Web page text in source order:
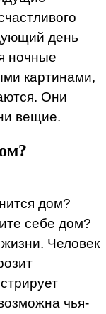
день
ночные
картинами,
Они
вещие.
дом?
себе дом?
Человек
чья-